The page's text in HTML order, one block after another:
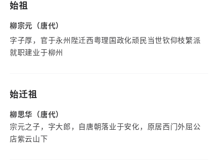
始祖
柳宗元（唐代）
字子厚，官于永州陛迁西粤理国政化顽民当世钦仰枝繁派
就职建业于柳州
始迁祖
柳思华（唐代）
宗元之子，字大郎，自唐朝落业于安化，原居西门外屈公
店紫云山下